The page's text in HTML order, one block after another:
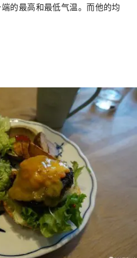
的最高和最低气温。而他的均